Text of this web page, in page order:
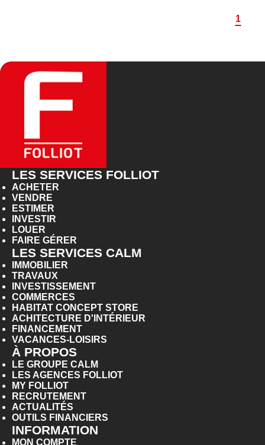
1
LES SERVICES FOLLIOT
ACHETER
VENDRE
ESTIMER
INVESTIR
LOUER
FAIRE GÉRER
LES SERVICES CALM
IMMOBILIER
TRAVAUX
INVESTISSEMENT
COMMERCES
HABITAT CONCEPT STORE
ACHITECTURE D'INTÉRIEUR
FINANCEMENT
VACANCES-LOISIRS
À PROPOS
LE GROUPE CALM
LES AGENCES FOLLIOT
MY FOLLIOT
RECRUTEMENT
ACTUALITÉS
OUTILS FINANCIERS
INFORMATION
MON COMPTE